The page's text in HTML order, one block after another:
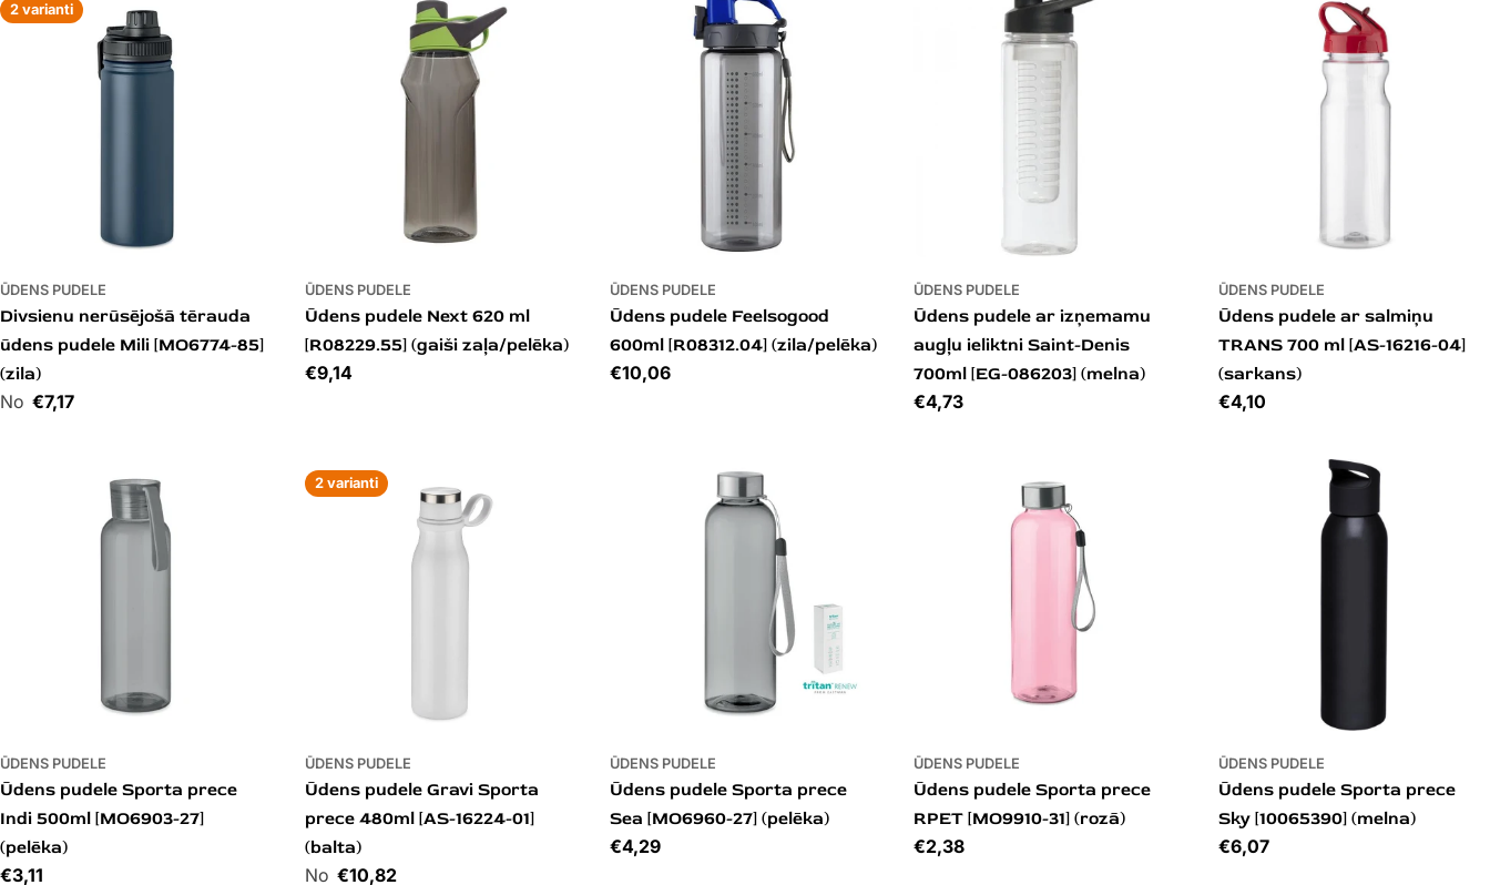
2 varianti
ŪDENS PUDELE
Divsienu nerūsējošā tērauda
ūdens pudele Mili [MO6774-85]
(zila)
Cena€7,17
ŪDENS PUDELE
Ūdens pudele Next 620 ml
[R08229.55] (gaiši zaļa/pelēka)
Cena
€9,14
ŪDENS PUDELE
Ūdens pudele Feelsogood
600ml [R08312.04] (zila/pelēka)
Cena
€10,06
ŪDENS PUDELE
Ūdens pudele ar izņemamu
augļu ieliktni Saint-Denis
700ml [EG-086203] (melna)
Cena
€4,73
ŪDENS PUDELE
Ūdens pudele ar salmiņu
TRANS 700 ml [AS-16216-04]
(sarkans)
Cena
€4,10
ŪDENS PUDELE
Ūdens pudele Sporta prece
Indi 500ml [MO6903-27]
(pelēka)
Cena
€3,11
2 varianti
ŪDENS PUDELE
Ūdens pudele Gravi Sporta
prece 480ml [AS-16224-01]
(balta)
Cena€10,82
ŪDENS PUDELE
Ūdens pudele Sporta prece
Sea [MO6960-27] (pelēka)
Cena
€4,29
ŪDENS PUDELE
Ūdens pudele Sporta prece
RPET [MO9910-31] (rozā)
Cena
€2,38
ŪDENS PUDELE
Ūdens pudele Sporta prece
Sky [10065390] (melna)
Cena
€6,07